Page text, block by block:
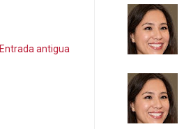
Entrada antigua